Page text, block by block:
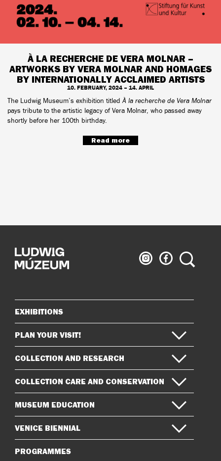
À LA RECHERCHE DE VERA MOLNAR –
ARTWORKS BY VERA MOLNAR AND HOMAGES
BY INTERNATIONALLY ACCLAIMED ARTISTS
10. FEBRUARY, 2024 – 14. APRIL
The Ludwig Museum’s exhibition titledÀ la recherche de Vera Molnar
pays tribute to the artistic legacy of Vera Molnar, who passed away
shortly before her 100th birthday.
Read more
Ludwig
Museum
Ludwig
Museum
Search
Sitemap
EXHIBITIONS
PLAN YOUR VISIT!
COLLECTION AND RESEARCH
COLLECTION CARE AND CONSERVATION
MUSEUM EDUCATION
VENICE BIENNIAL
PROGRAMMES